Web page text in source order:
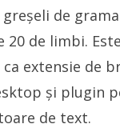
de
20 de limbi. Este
extensie de
și plugin
de text.